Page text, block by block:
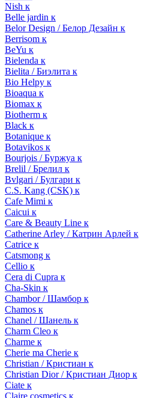
Nish к
Belle jardin к
Belor Design / Белор Дезайн к
Berrisom к
BeYu к
Bielenda к
Bielita / Биэлита к
Bio Helpy к
Bioaqua к
Biomax к
Biotherm к
Black к
Botanique к
Botavikos к
Bourjois / Буржуа к
Brelil / Брелил к
Bvlgari / Булгари к
C.S. Kang (CSK) к
Cafe Mimi к
Caicui к
Care & Beauty Line к
Catherine Arley / Катрин Арлей к
Catrice к
Catsmong к
Cellio к
Cera di Cupra к
Cha-Skin к
Chambor / Шамбор к
Chamos к
Chanel / Шанель к
Charm Cleo к
Charme к
Cherie ma Cherie к
Christian / Кристиан к
Christian Dior / Кристиан Диор к
Ciate к